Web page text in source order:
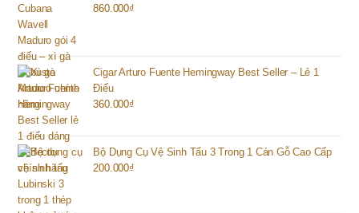
860.000₫
Cigar Arturo Fuente Hemingway Best Seller – Lẻ 1
Điếu
360.000₫
Bộ Dụng Cụ Vệ Sinh Tẩu 3 Trong 1 Cán Gỗ Cao Cấp
200.000₫